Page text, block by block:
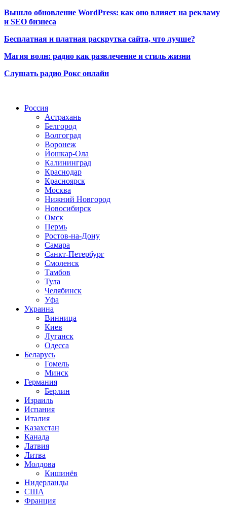
Вышло обновление WordPress: как оно влияет на рекламу
и SEO бизнеса
Бесплатная и платная раскрутка сайта, что лучше?
Магия волн: радио как развлечение и стиль жизни
Слушать радио Рокс онлайн
Россия
Астрахань
Белгород
Волгоград
Воронеж
Йошкар-Ола
Калининград
Краснодар
Красноярск
Москва
Нижний Новгород
Новосибирск
Омск
Пермь
Ростов-на-Дону
Самара
Санкт-Петербург
Смоленск
Тамбов
Тула
Челябинск
Уфа
Украина
Винница
Киев
Луганск
Одесса
Беларусь
Гомель
Минск
Германия
Берлин
Израиль
Испания
Италия
Казахстан
Канада
Латвия
Литва
Молдова
Кишинёв
Нидерланды
США
Франция